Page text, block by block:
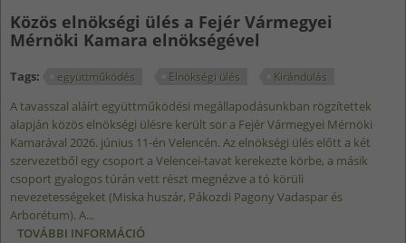
KAPCSOLATOSAN
Közös elnökségi ülés a Fejér Vármegyei
Mérnöki Kamara elnökségével
Tags: együttműködés Elnökségi ülés Kirándulás
A tavasszal aláírt együttműködési megállapodásunkban rögzítettek
alapján közös elnökségi ülésre került sor a Fejér Vármegyei Mérnöki
Kamarával 2026. június 11-én Velencén. Az elnökségi ülés előtt a két
szervezetből egy csoport a Velencei-tavat kerekezte körbe, a másik
csoport gyalogos túrán vett részt megnézve a tó körüli
nevezetességeket (Miska huszár, Pákozdi Pagony Vadaspar és
Arborétum). A...
TOVÁBBI INFORMÁCIÓ